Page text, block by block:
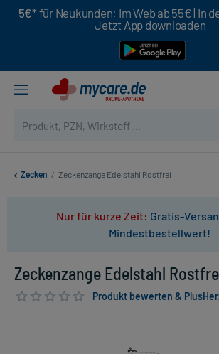
5€* für Neukunden: Im Web ab 55€ | In
Jetzt App downloaden
Zecken / Zeckenzange Edelstahl Rostfrei
Nur für kurze Zeit: Gratis-
Mindestbestellwert!
Zeckenzange Edelstahl
Produkt bewerten &